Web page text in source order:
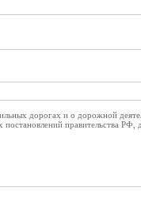
дорогах и о дорожной
правительства РФ,